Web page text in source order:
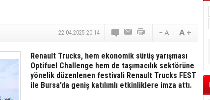
Ankara ile Hizmet Ağını Güçlendirdi
22.04.2025 20:14
Renault Trucks, hem ekonomik sürüş yarışması
Optifuel Challenge hem de taşımacılık sektörüne
yönelik düzenlenen festivali Renault Trucks FEST
ile Bursa’da geniş katılımlı etkinliklere imza attı.